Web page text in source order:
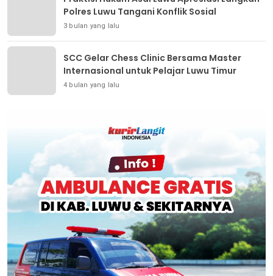
Polres Luwu Tangani Konflik Sosial
3 bulan yang lalu
SCC Gelar Chess Clinic Bersama Master
Internasional untuk Pelajar Luwu Timur
4 bulan yang lalu